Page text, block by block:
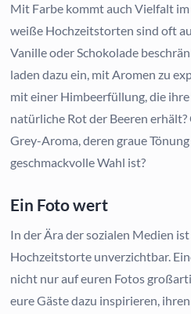
Mit Farbe kommt auch Vielfalt
weiße Hochzeitstorten sind oft
Vanille oder Schokolade
laden dazu ein, mit Aromen zu
mit einer Himbeerfüllung, die
natürliche Rot der Beeren
Grey-Aroma, deren graue
geschmackvolle Wahl ist?
Ein Foto wert
In der Ära der sozialen Medien
Hochzeitstorte unverzichtbar.
nicht nur auf euren Fotos
eure Gäste dazu inspirieren,